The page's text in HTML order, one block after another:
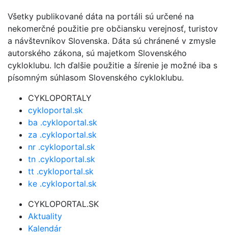
Všetky publikované dáta na portáli sú určené na
nekomerčné použitie pre občiansku verejnosť, turistov
a návštevníkov Slovenska. Dáta sú chránené v zmysle
autorského zákona, sú majetkom Slovenského
cykloklubu. Ich ďalšie použitie a šírenie je možné iba s
písomným súhlasom Slovenského cykloklubu.
CYKLOPORTALY
cykloportal.sk
ba .cykloportal.sk
za .cykloportal.sk
nr .cykloportal.sk
tn .cykloportal.sk
tt .cykloportal.sk
ke .cykloportal.sk
CYKLOPORTAL.SK
Aktuality
Kalendár